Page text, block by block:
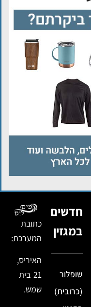
חדשים
במגזין
שופלור
(כרובית)
כתובת
המערכת:
האיריס,
21 בית
שמש.